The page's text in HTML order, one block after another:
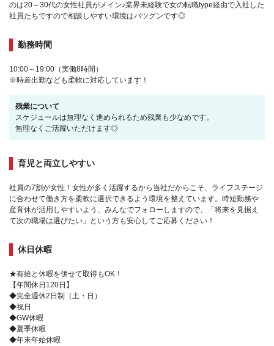
のは20～30代の女性社員がメイン♪業界未経験で女の転職type経由で入社した
社員たちですので相談しやすい環境はバツグンです◎
勤務時間
10:00～19:00（実働8時間）
※時差出勤なども柔軟に対応しています！
残業について
スケジュールは無理なく進められるため残業も少なめです。
無理なくご活躍いただけます◎
育児と両立しやすい
社員の7割が女性！女性が多く活躍するから当社だからこそ、ライフステージ
に合わせて働き方を柔軟に選択できるよう環境を整えています。時短勤務や
産育休が活用しやすいよう、みんなでフォローしますので、「将来を見据え
て次の職場は選びたい」という方も安心してご応募ください！
休日休暇
★有給と休暇を併せて取得もOK！
【年間休日120日】
◆完全週休2日制（土・日）
◆祝日
◆GW休暇
◆夏季休暇
◆年末年始休暇